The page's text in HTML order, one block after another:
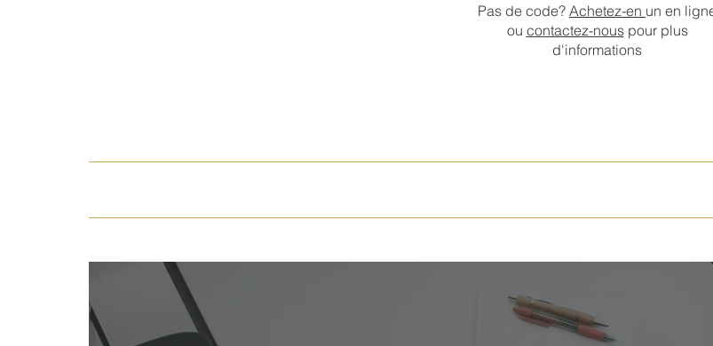
Pas de code? Achetez-en un en
ou contactez-nouspour plus
d'informations